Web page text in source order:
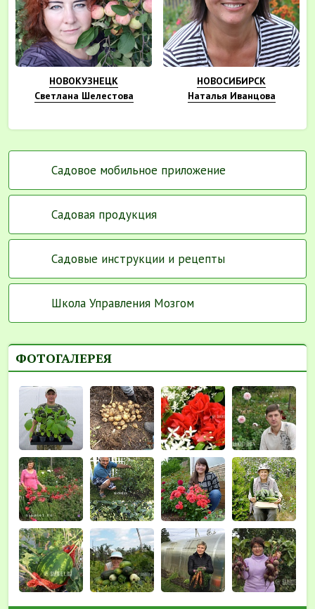
НОВОКУЗНЕЦК
Светлана Шелестова
НОВОСИБИРСК
Наталья Иванцова
Садовое мобильное приложение
Садовая продукция
Садовые инструкции и рецепты
Школа Управления Мозгом
ФОТОГАЛЕРЕЯ